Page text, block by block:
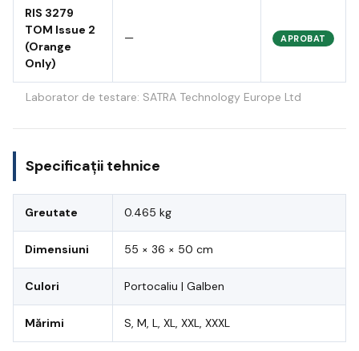
RIS 3279
TOM Issue 2
(Orange
Only)
— APROBAT
Laborator de testare: SATRA Technology Europe Ltd
Specificații tehnice
Greutate 0.465 kg
Dimensiuni 55 × 36 × 50 cm
Culori Portocaliu | Galben
Mărimi S, M, L, XL, XXL, XXXL